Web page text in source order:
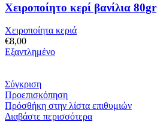
Χειροποίητο κερί βανίλια 80gr
Χειροποίητα κεριά
€8,00
Εξαντλημένο
Σύγκριση
Προεπισκόπηση
Πρόσθήκη στην λίστα επιθυμιών
Διαβάστε περισσότερα